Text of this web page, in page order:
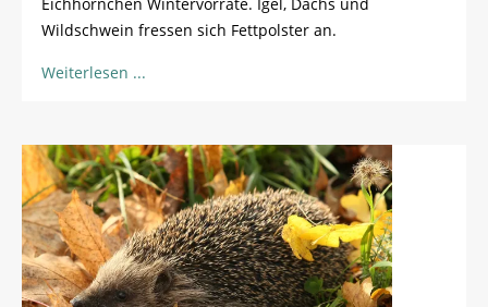
Wildschwein fressen sich Fettpolster an.
Weiterlesen